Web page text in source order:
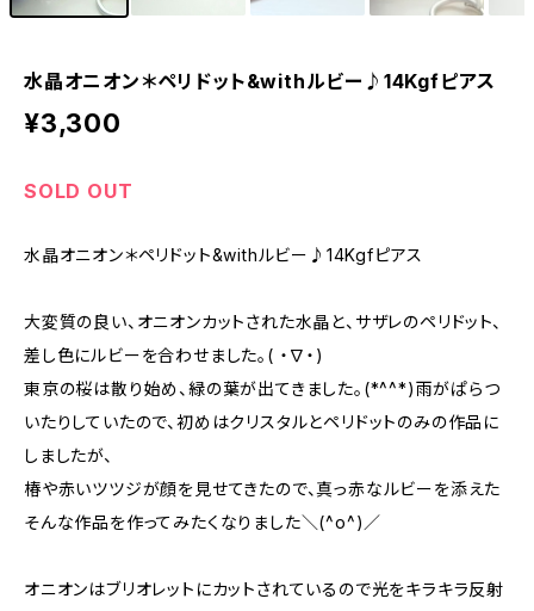
水晶オニオン＊ペリドット&withルビー♪14Kgfピアス
¥3,300
SOLD OUT
水晶オニオン＊ペリドット&withルビー♪14Kgfピアス
大変質の良い、オニオンカットされた水晶と、サザレのペリドット、
差し色にルビーを合わせました。( ・∇・)
東京の桜は散り始め、緑の葉が出てきました。(*^^*)雨がぱらつ
いたりしていたので、初めはクリスタルとペリドットのみの作品に
しましたが、
椿や赤いツツジが顔を見せてきたので、真っ赤なルビーを添えた
そんな作品を作ってみたくなりました＼(^o^)／
オニオンはブリオレットにカットされているので光をキラキラ反射